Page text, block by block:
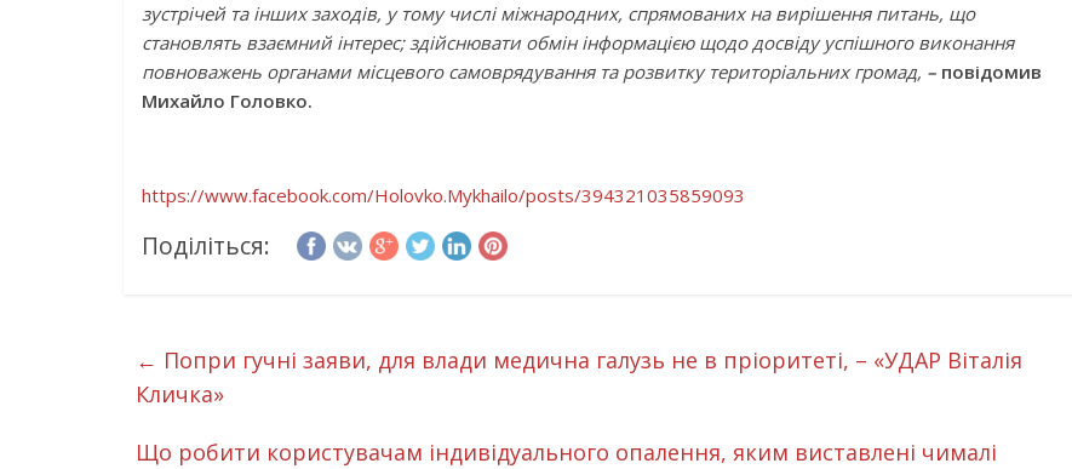
зустрічей та інших заходів, у тому числі міжнародних, спрямованих на вирішення питань, що
становлять взаємний інтерес; здійснювати обмін інформацією щодо досвіду успішного виконання
повноважень органами місцевого самоврядування та розвитку територіальних громад, – повідомив
Михайло Головко.
https://www.facebook.com/Holovko.Mykhailo/posts/394321035859093
Поділіться:
← Попри гучні заяви, для влади медична галузь не в пріоритеті, – «УДАР Віталія
Кличка»
Що робити користувачам індивідуального опалення, яким виставлені чималі